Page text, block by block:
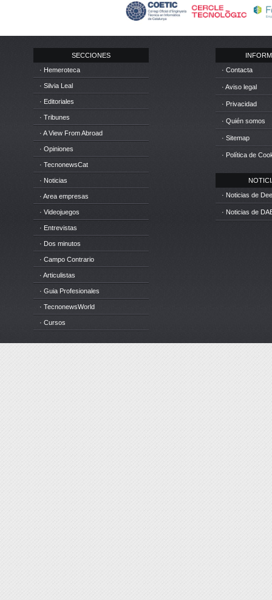
SECCIONES
· Hemeroteca
· Silvia Leal
· Editoriales
· Tribunes
· A View From Abroad
· Opiniones
· TecnonewsCat
· Noticias
· Area empresas
· Videojuegos
· Entrevistas
· Dos minutos
· Campo Contrario
· Articulistas
· Guia Profesionales
· TecnonewsWorld
· Cursos
· Contacta
· Aviso legal
· Privacidad
· Quién somos
· Sitemap
· Política de
· Noticias de
· Noticias de